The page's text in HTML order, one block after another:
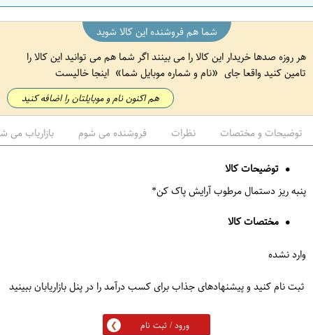
شما هم فروشنده این کالا شوید
هر روزه صدها خریدار این کالا را می بینند اگر شما هم می توانید این کالا را
تامین کنید واقعا جای
نام و شماره موبایل شما اینجا خالیست
هم اکنون نام و موبایلتان را اضافه کنید
توضیحات و مختصات نظرات فروشنده می شوم بازاریاب می
توضیحات کالا
پنبه ریز دستمال مرطوب آرایش پاک کن*
مختصات کالا
وارد نشده
ثبت نام کنید و پیشنهادهای جذاب برای کسب درآمد را در پنل بازاریابان ببینید
ورود / ثبت نام